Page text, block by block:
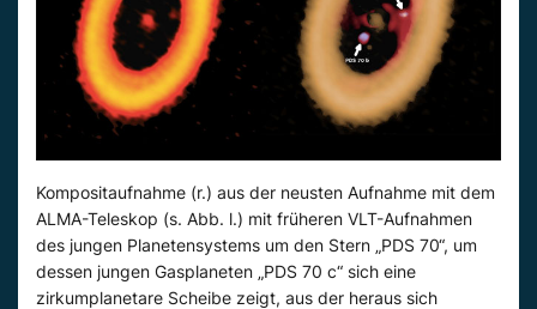
Kompositaufnahme (r.) aus der neusten Aufnahme mit dem
ALMA-Teleskop (s. Abb. l.) mit früheren VLT-Aufnahmen
des jungen Planetensystems um den Stern „PDS 70“, um
dessen jungen Gasplaneten „PDS 70 c“ sich eine
zirkumplanetare Scheibe zeigt, aus der heraus sich